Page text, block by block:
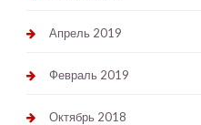
Апрель 2019
Февраль 2019
Октябрь 2018